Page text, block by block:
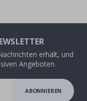
erhält, und
Angeboten.
ABONNIEREN